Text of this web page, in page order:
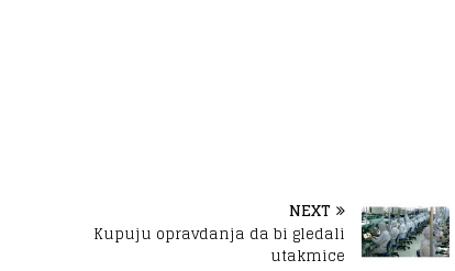
NEXT
Kupuju opravdanja da bi gledali
utakmice